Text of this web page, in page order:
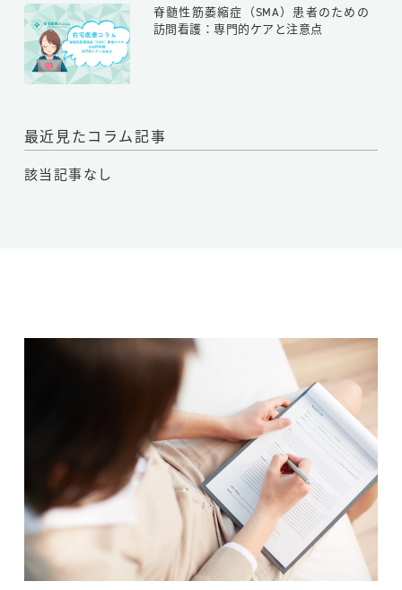
脊髄性筋萎縮症（SMA）患者のための
訪問看護：専門的ケアと注意点
最近見たコラム記事
該当記事なし